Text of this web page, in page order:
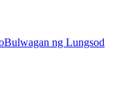
Bulwagan ng Lungsod